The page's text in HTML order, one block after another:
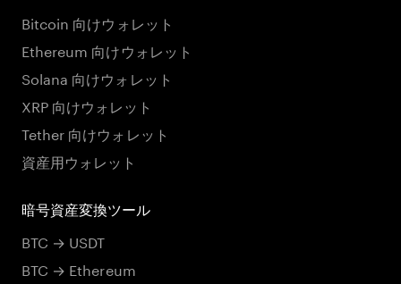
Bitcoin 向けウォレット
Ethereum 向けウォレット
Solana 向けウォレット
XRP 向けウォレット
Tether 向けウォレット
資産用ウォレット
暗号資産変換ツール
BTC → USDT
BTC → Ethereum